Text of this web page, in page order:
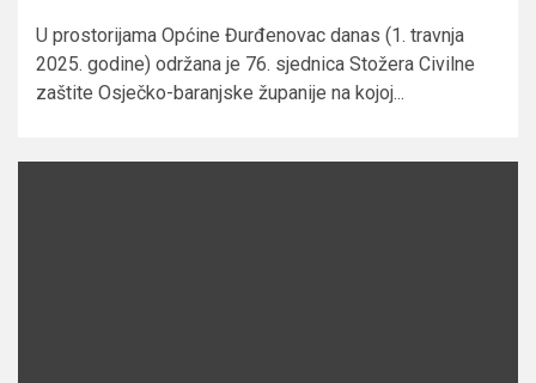
U prostorijama Općine Đurđenovac danas (1. travnja
2025. godine) održana je 76. sjednica Stožera Civilne
zaštite Osječko-baranjske županije na kojoj...